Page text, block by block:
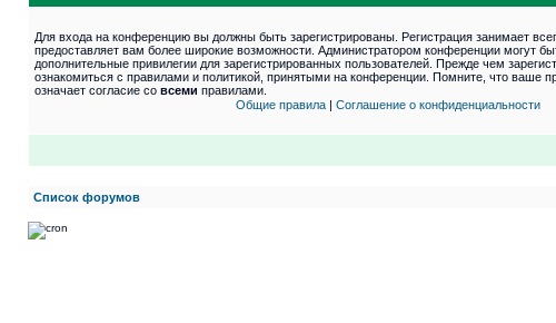
Для входа на конференцию вы должны быть зарегистрированы. Регистрация занимает
предоставляет вам более широкие возможности. Администратором конференции могут
дополнительные привилегии для зарегистрированных пользователей. Прежде чем
ознакомиться с правилами и политикой, принятыми на конференции. Помните, что ваше
означает согласие со всеми правилами.
Общие правила| Соглашение о конфиденциальности
Список форумов